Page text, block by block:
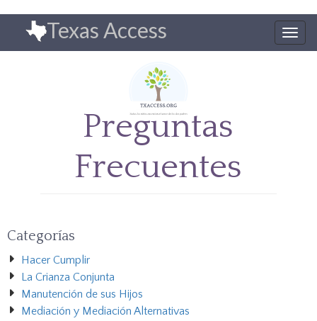
contenido
principal
Texas Access
Preguntas
Frecuentes
Categorías
Hacer Cumplir
La Crianza Conjunta
Manutención de sus Hijos
Mediación y Mediación Alternativas